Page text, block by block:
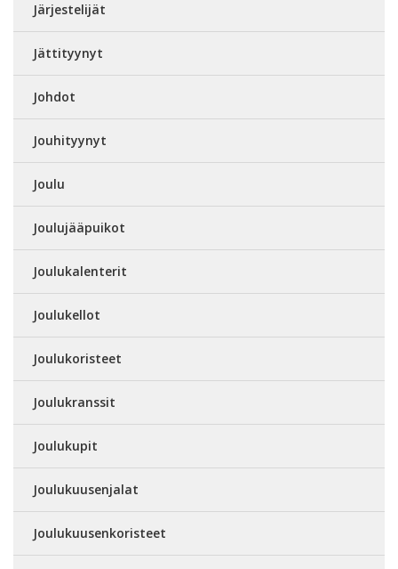
Järjestelijät
Jättityynyt
Johdot
Jouhityynyt
Joulu
Joulujääpuikot
Joulukalenterit
Joulukellot
Joulukoristeet
Joulukranssit
Joulukupit
Joulukuusenjalat
Joulukuusenkoristeet